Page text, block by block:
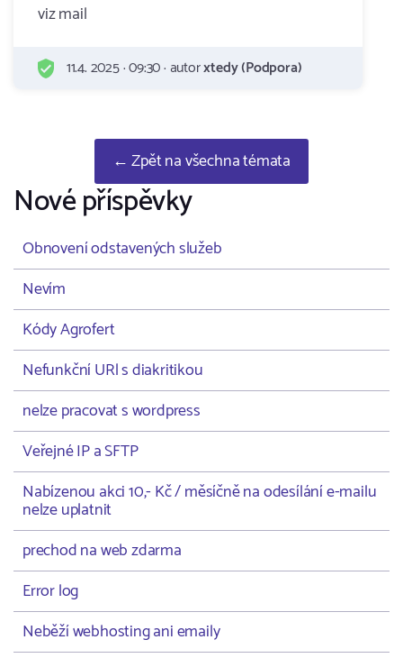
viz mail
11.4. 2025 · 09:30 · autorxtedy (Podpora)
← Zpět na všechna témata
Nové příspěvky
Obnovení odstavených služeb
Nevím
Kódy Agrofert
Nefunkční URl s diakritikou
nelze pracovat s wordpress
Veřejné IP a SFTP
Nabízenou akci 10,- Kč / měsíčně na odesílání e-mailu
nelze uplatnit
prechod na web zdarma
Error log
Neběží webhosting ani emaily